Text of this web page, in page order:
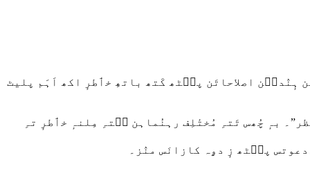
ہٕنٛدٮ۪ن اصلاحاتَن پٮ۪ٹھ کَتھ باتھِ خٲطرٕ اکھ اَہَم پلیٹ
بہٕ چُھس تَتہِ مُختٔلِف رہنُماہن سۭتہِ مِلنہٕ خٲطرٕ تہِ